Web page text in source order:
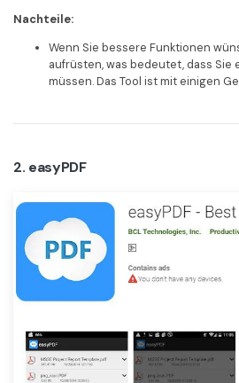
Nachteile:
Wenn Sie bessere Funktionen
aufrüsten, was bedeutet, dass Sie
müssen. Das Tool ist mit einigen
2. easyPDF